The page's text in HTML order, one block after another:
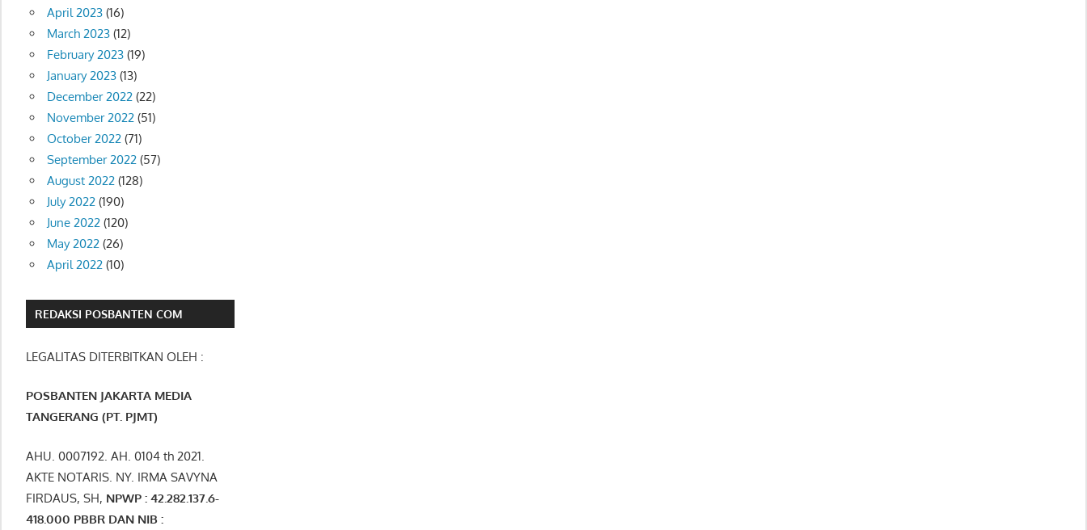
April 2023(16)
March 2023(12)
February 2023(19)
January 2023(13)
December 2022(22)
November 2022(51)
October 2022(71)
September 2022(57)
August 2022(128)
July 2022(190)
June 2022(120)
May 2022(26)
April 2022(10)
REDAKSI POSBANTEN COM
LEGALITAS DITERBITKAN OLEH :
POSBANTEN JAKARTA MEDIA
TANGERANG (PT. PJMT)
AHU. 0007192. AH. 0104 th 2021.
AKTE NOTARIS. NY. IRMA SAVYNA
FIRDAUS, SH, NPWP : 42. 282 .137.6-
418.000 PBBR DAN NIB :